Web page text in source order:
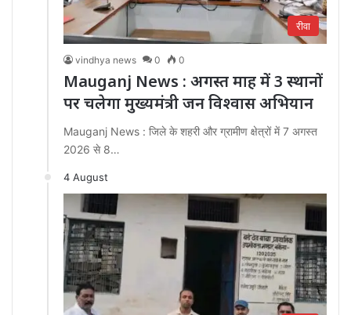
रीवा
vindhya news 0 0
Mauganj News : अगस्त माह में 3 स्थानों
पर चलेगा मुख्यमंत्री जन विश्वास अभियान
Mauganj News : जिले के शहरी और ग्रामीण क्षेत्रों में 7 अगस्त
2026 से 8…
4 August